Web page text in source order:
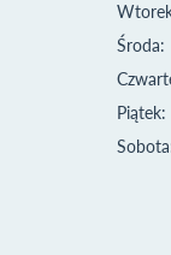
Środa:
Piątek: